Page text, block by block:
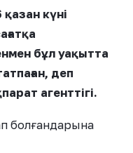
күні
бұл уақытта
деп
агенттігі.
болғандарына